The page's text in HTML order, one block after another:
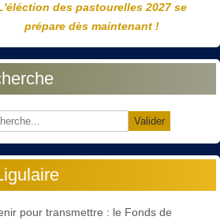
des pastourelles 2027 se
prépare dès maintenant !
Valider
pour transmettre : le Fonds de